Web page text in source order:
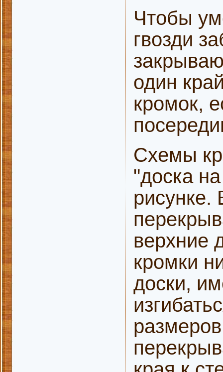
Чтобы
гвозди
один
кромок,
Схемы
"доска
рисунке.
верхние
кромки
доски,